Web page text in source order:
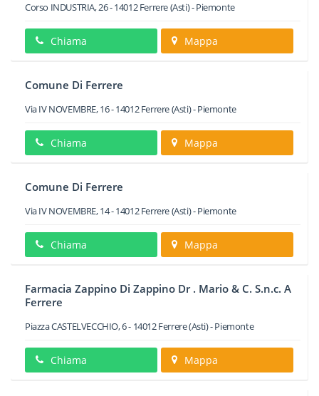
Corso INDUSTRIA, 26-14012 Ferrere(Asti) -Piemonte
Chiama Mappa
Comune Di Ferrere
Via IV NOVEMBRE, 16-14012 Ferrere(Asti) -Piemonte
Chiama Mappa
Comune Di Ferrere
Via IV NOVEMBRE, 14-14012 Ferrere(Asti) -Piemonte
Chiama Mappa
Farmacia Zappino Di Zappino Dr . Mario & C. S.n.c. A
Ferrere
Piazza CASTELVECCHIO, 6- 14012Ferrere(Asti) -Piemonte
Chiama Mappa